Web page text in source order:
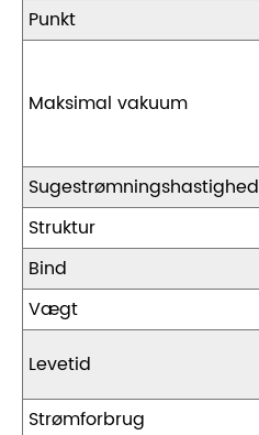
Punkt
Maksimal vakuum
Sugestrømningshastighed
Struktur
Bind
Vægt
Levetid
Strømforbrug